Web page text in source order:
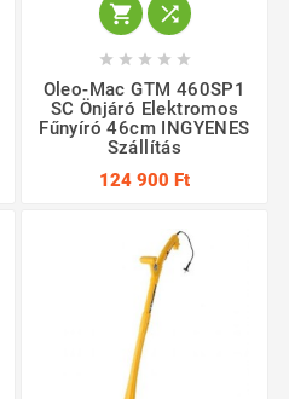
 
    
Oleo-Mac GTM 460SP1
SC Önjáró Elektromos
Fűnyíró 46cm INGYENES
Szállítás
124 900 Ft